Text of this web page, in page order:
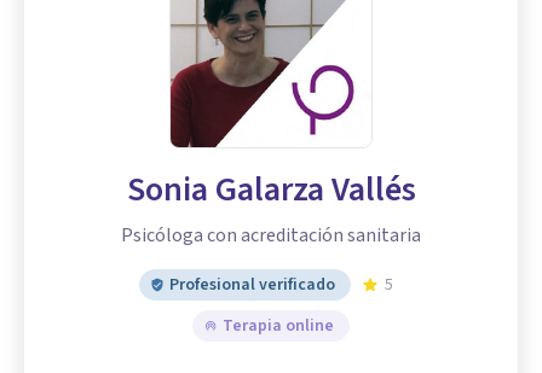
Sonia Galarza Vallés
Psicóloga con acreditación sanitaria
Profesional verificado
5
Terapia online